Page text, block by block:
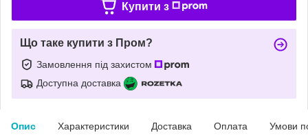
Купити з
Що таке купити з Пром?
Замовлення під захистом
Доступна доставка
Опис Характеристики Доставка Оплата Умови